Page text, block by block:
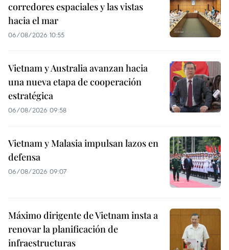
corredores espaciales y las vistas
hacia el mar
06/08/2026 10:55
Vietnam y Australia avanzan hacia
una nueva etapa de cooperación
estratégica
06/08/2026 09:58
Vietnam y Malasia impulsan lazos en
defensa
06/08/2026 09:07
Máximo dirigente de Vietnam insta a
renovar la planificación de
infraestructuras